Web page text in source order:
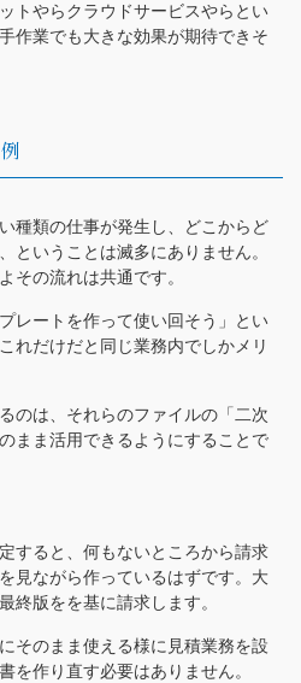
トやらクラウドサービスやらとい
作業でも大きな効果が期待できそ
種類の仕事が発生し、どこからど
ということは滅多にありません。
その流れは共通です。
レートを作って使い回そう」とい
れだけだと同じ業務内でしかメリ
のは、それらのファイルの「二次
まま活用できるようにすることで
すると、何もないところから請求
見ながら作っているはずです。大
終版をを基に請求します。
そのまま使える様に見積業務を設
を作り直す必要はありません。